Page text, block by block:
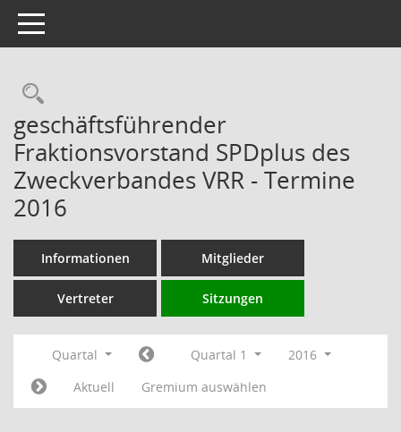
Toggle navigation
Rechercheauswahl
geschäftsführender
Fraktionsvorstand SPDplus des
Zweckverbandes VRR - Termine
2016
Informationen Mitglieder
Vertreter Sitzungen
Quartal Quartal 1
2016
Aktuell
Gremium auswählen